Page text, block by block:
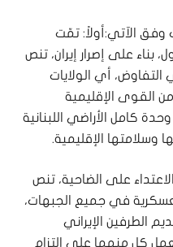
وفق الآتي: أولاً: تمّت
بناء على إصرار إيران، تنص
التفاوض، أي الولايات
القوى الإقليمية
كامل الأراضي اللبنانية
على الضاحية، تنص
في جميع الجبهات،
الطرفين الإيراني
كل منهما على التزام